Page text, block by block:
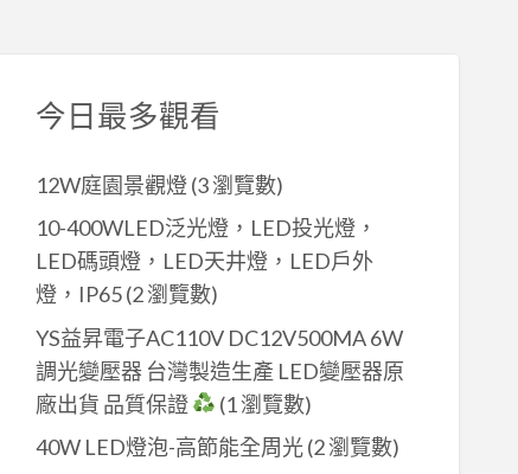
今日最多觀看
12W庭園景觀燈(3 瀏覽數)
10-400WLED泛光燈，LED投光燈，
LED碼頭燈，LED天井燈，LED戶外
燈，IP65(2 瀏覽數)
YS益昇電子AC110V DC12V500MA 6W
調光變壓器 台灣製造生產 LED變壓器原
廠出貨 品質保證
(1 瀏覽數)
40W LED燈泡-高節能全周光(2 瀏覽數)